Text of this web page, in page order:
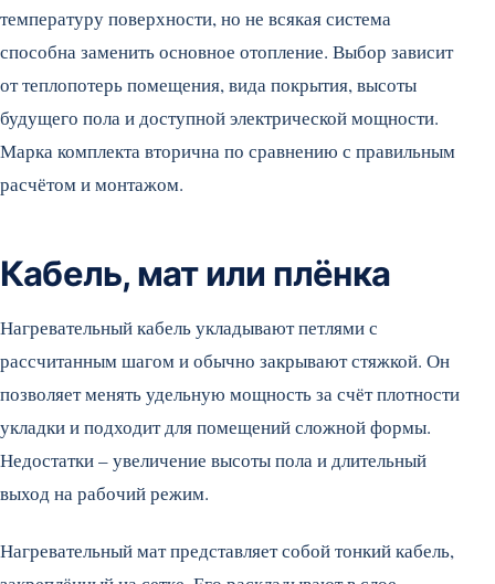
температуру поверхности, но не всякая система
способна заменить основное отопление. Выбор зависит
от теплопотерь помещения, вида покрытия, высоты
будущего пола и доступной электрической мощности.
Марка комплекта вторична по сравнению с правильным
расчётом и монтажом.
Кабель, мат или плёнка
Нагревательный кабель укладывают петлями с
рассчитанным шагом и обычно закрывают стяжкой. Он
позволяет менять удельную мощность за счёт плотности
укладки и подходит для помещений сложной формы.
Недостатки – увеличение высоты пола и длительный
выход на рабочий режим.
Нагревательный мат представляет собой тонкий кабель,